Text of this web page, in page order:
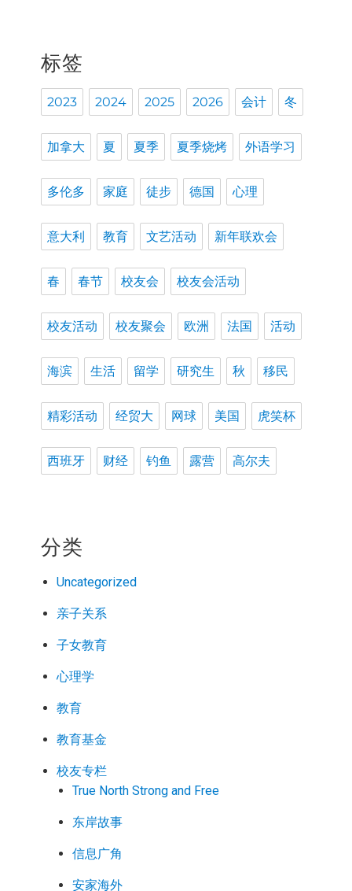
标签
2023 2024 2025 2026 会计 冬
加拿大 夏 夏季 夏季烧烤 外语学习
多伦多 家庭 徒步 德国 心理
意大利 教育 文艺活动 新年联欢会
春 春节 校友会 校友会活动
校友活动 校友聚会 欧洲 法国 活动
海滨 生活 留学 研究生 秋 移民
精彩活动 经贸大 网球 美国 虎笑杯
西班牙 财经 钓鱼 露营 高尔夫
分类
Uncategorized
亲子关系
子女教育
心理学
教育
教育基金
校友专栏
True North Strong and Free
东岸故事
信息广角
安家海外